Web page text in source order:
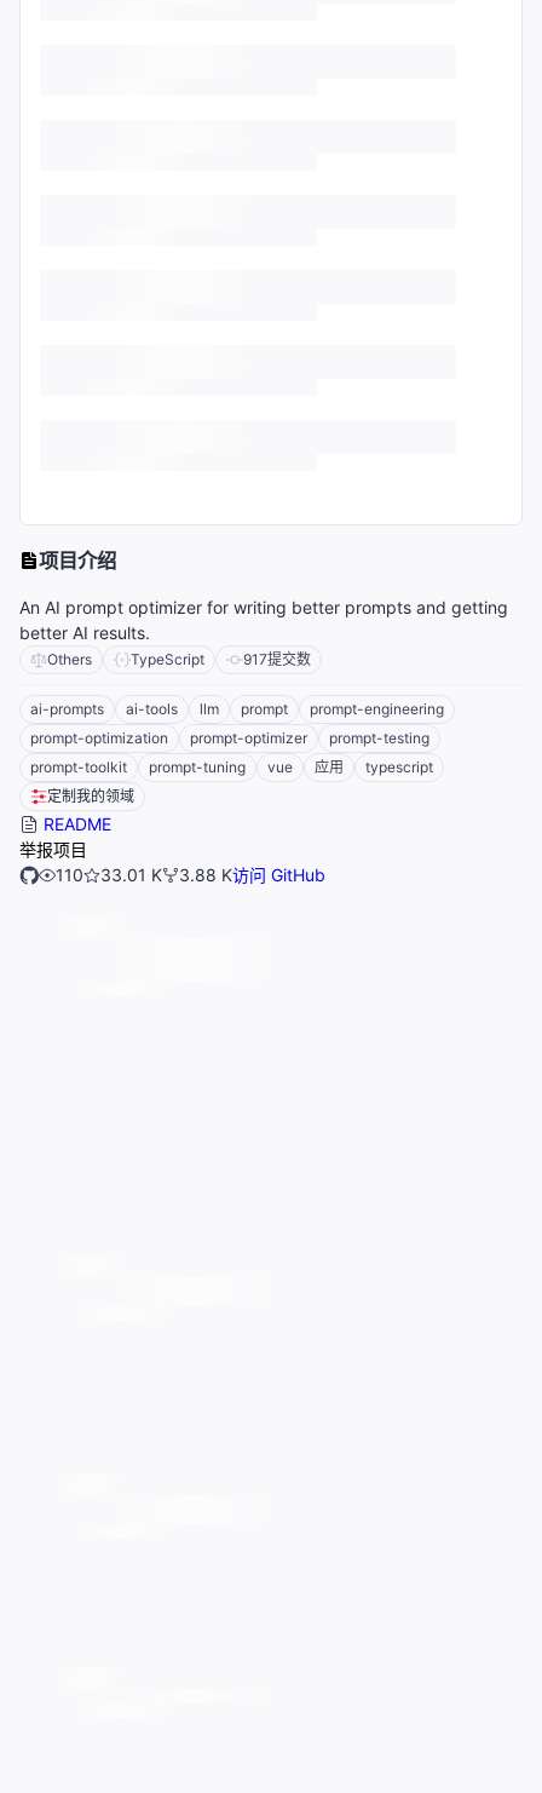
项目介绍
An AI prompt optimizer for writing better prompts and getting
better AI results.
Others TypeScript 917提交数
ai-prompts ai-tools llm prompt
prompt-engineering
prompt-optimization
prompt-optimizer
prompt-testing
prompt-toolkit
prompt-tuning vue 应用
typescript
定制我的领域
README
举报项目
110
33.01 K 3.88 K访问 GitHub